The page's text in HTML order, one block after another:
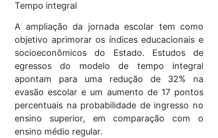
Tempo integral
A ampliação da jornada escolar tem como
objetivo aprimorar os índices educacionais e
socioeconômicos do Estado. Estudos de
egressos do modelo de tempo integral
apontam para uma redução de 32% na
evasão escolar e um aumento de 17 pontos
percentuais na probabilidade de ingresso no
ensino superior, em comparação com o
ensino médio regular.